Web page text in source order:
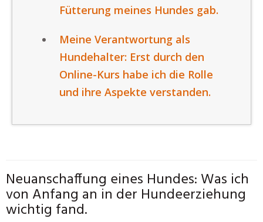
Fütterung meines Hundes gab.
Meine Verantwortung als
Hundehalter: Erst durch den
Online-Kurs habe ich die Rolle
und ihre Aspekte verstanden.
Neuanschaffung eines Hundes: Was ich
von Anfang an in der Hundeerziehung
wichtig fand.